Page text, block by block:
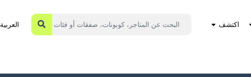
اكتشف العربية